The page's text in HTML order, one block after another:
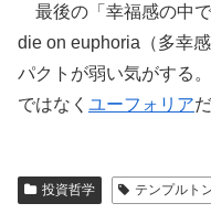
最後の「幸福感の中
die on euphoria（多幸
パクトが弱い気がする
ではなく ユーフォリアだ
投資哲学 テンプルト